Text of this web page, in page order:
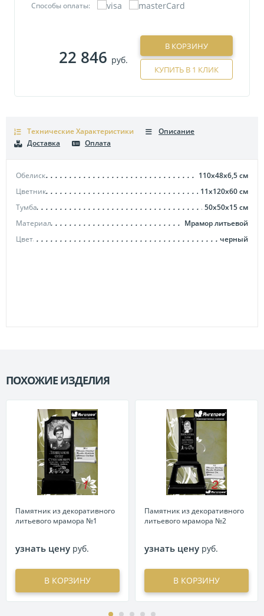
Способы оплаты:
22 846 руб.
В КОРЗИНУ
КУПИТЬ В 1 КЛИК
Технические Характеристики
Обелиск 110x48x6,5см
Цветник
11x120x60см
Тумба
50x50x15см
Материал
Мрамор литьевой
Цвет
черный
Описание
Доставка
Оплата
ПОХОЖИЕ ИЗДЕЛИЯ
Памятник из декоративного
литьевого мрамора №1
узнать цену руб.
В КОРЗИНУ
Памятник из декоративного
литьевого мрамора №2
узнать цену руб.
В КОРЗИНУ